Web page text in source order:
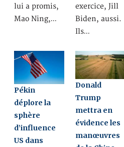
lui a promis,
Mao Ning,…
exercice, Jill
Biden, aussi.
Ils…
Pékin
déplore la
sphère
d’influence
US dans
Donald
Trump
mettra en
évidence les
manœuvres